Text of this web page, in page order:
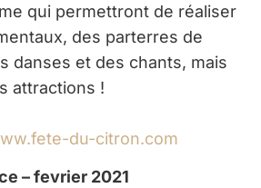
qui permettront de réaliser
des parterres de
danses et des chants, mais
attractions !
du-citron.com
– fevrier 2021